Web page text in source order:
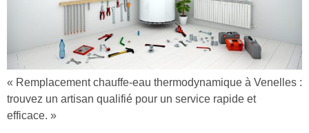
« Remplacement chauffe-eau thermodynamique à Venelles :
trouvez un artisan qualifié pour un service rapide et
efficace. »